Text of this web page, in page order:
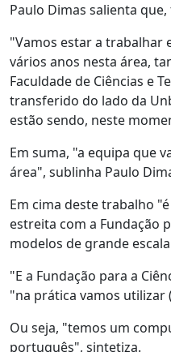
Paulo Dimas salienta
"Vamos estar a trabalhar
vários anos nesta área,
Faculdade de Ciências e
transferido do lado da
estão sendo, neste
Em suma, "a equipa que
área", sublinha Paulo
Em cima deste trabalho
estreita com a Fundação
modelos de grande
"E a Fundação para a
"na prática vamos utilizar
Ou seja, "temos um
português", sintetiza.